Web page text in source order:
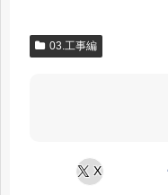
03.工事編
X